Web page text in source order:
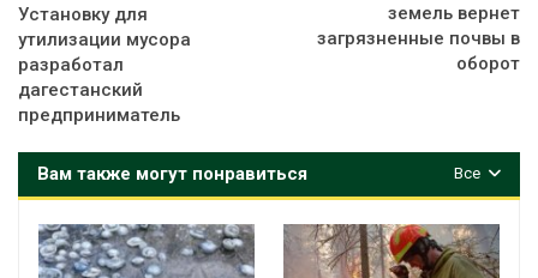
Установку для
утилизации мусора
разработал
дагестанский
предприниматель
земель вернет
загрязненные почвы в
оборот
Все
Вам также могут понравиться